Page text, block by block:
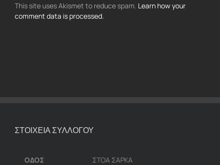
This site uses Akismet to reduce spam. Learn how your
comment data is processed.
ΣΤΟΙΧΕΙΑ ΣΥΛΛΟΓΟΥ
ΟΔΟΣ ΣΤΟΑ ΣΑΡΚΑ